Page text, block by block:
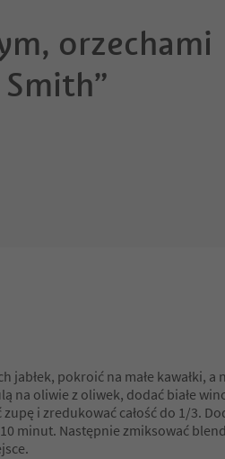
orzechami
jabłek, pokroić na małe kawałki,
na oliwie z oliwek, dodać białe
i zredukować całość do 1/3.
minut. Następnie zmiksować